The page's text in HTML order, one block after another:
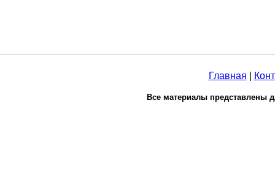
Главная
Все материалы представлены